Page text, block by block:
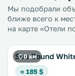
Мы подобрали
ближе всего к
на карте «Отели
0 км
Sea Sound
≈ 185 $